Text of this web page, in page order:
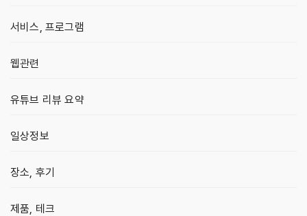
서비스, 프로그램
웹관련
유튜브 리뷰 요약
일상정보
장소, 후기
제품, 테크